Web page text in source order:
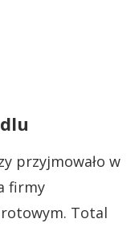
przyjmowało w
firmy
Total